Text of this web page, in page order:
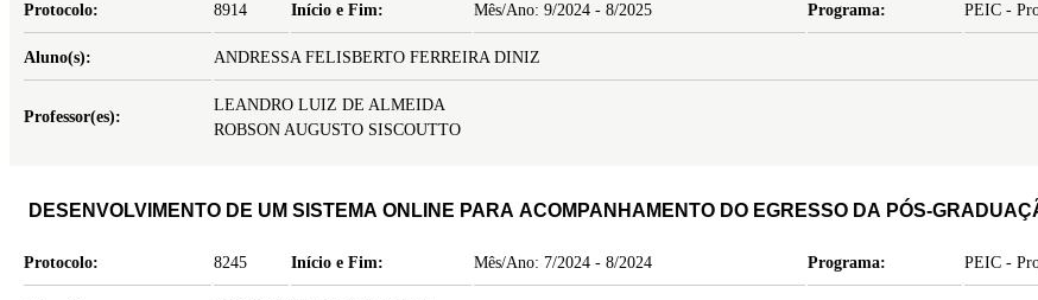
Protocolo: 8914 Início e Fim: Mês/Ano: 9/2024 - 8/2025 Programa: PEIC -
Aluno(s): ANDRESSA FELISBERTO FERREIRA DINIZ
Professor(es):
LEANDRO LUIZ DE ALMEIDA
ROBSON AUGUSTO SISCOUTTO
DESENVOLVIMENTO DE UM SISTEMA ONLINE PARA ACOMPANHAMENTO DO EGRESSO DA PÓS-
Protocolo: 8245 Início e Fim: Mês/Ano: 7/2024 - 8/2024 Programa: PEIC -